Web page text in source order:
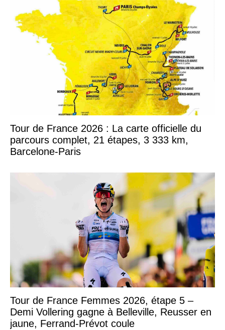
Tour de France 2026 : La carte officielle du
parcours complet, 21 étapes, 3 333 km,
Barcelone-Paris
Tour de France Femmes 2026, étape 5 –
Demi Vollering gagne à Belleville, Reusser en
jaune, Ferrand-Prévot coule